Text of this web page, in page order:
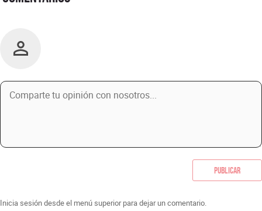
Publicar
Inicia sesión desde el menú superior para dejar un comentario.